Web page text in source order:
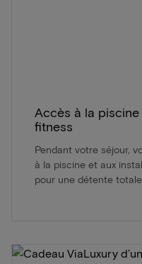
Accès à la
fitness
Pendant votre séjour,
à la piscine et aux
pour une détente